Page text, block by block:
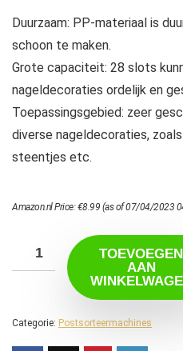
Duurzaam: PP-materiaal is
schoon te maken.
Grote capaciteit: 28 slots
nageldecoraties ordelijk en
Toepassingsgebied: zeer
diverse nageldecoraties,
steentjes etc.
Amazon.nl Price:€8.99 (as of 07/04/2023
TOEVOEGEN
AAN
Categorie: Postsorteermachines